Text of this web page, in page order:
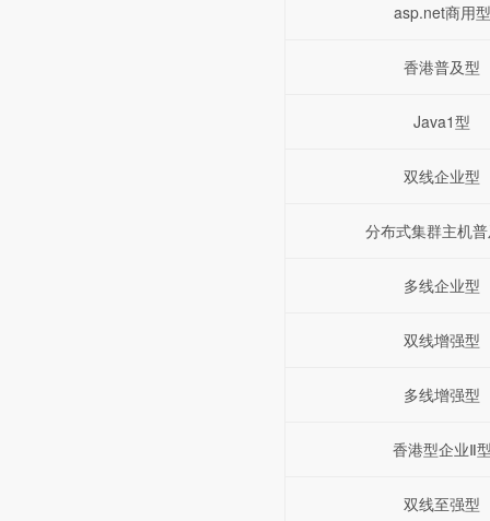
asp.net商用型
香港普及型
Java1型
双线企业型
分布式集群主机
多线企业型
双线增强型
多线增强型
香港型企业Ⅱ
双线至强型